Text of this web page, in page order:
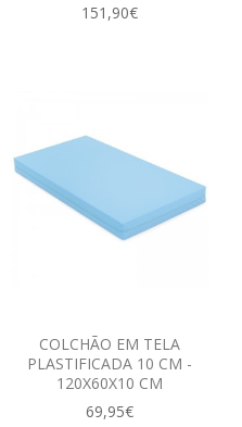
151,90€
COLCHÃO EM TELA
PLASTIFICADA 10 CM -
120X60X10 CM
69,95€